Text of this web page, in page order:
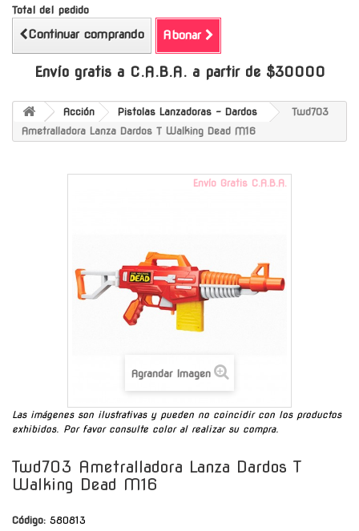
Total del pedido
Continuar comprando Abonar
Envío gratis a C.A.B.A. a partir de $30000
Acción Pistolas Lanzadoras - Dardos
Twd703
Ametralladora Lanza Dardos T Walking Dead M16
Envío Gratis C.A.B.A.
Agrandar Imagen
Las imágenes son ilustrativas y pueden no coincidir con los productos
exhibidos. Por favor consulte color al realizar su compra.
Twd703 Ametralladora Lanza Dardos T
Walking Dead M16
Código: 580813